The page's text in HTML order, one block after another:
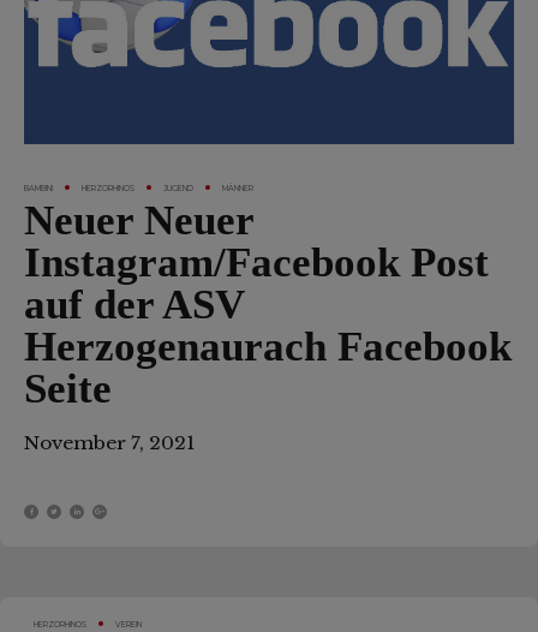
BAMBINI HERZORHINOS JUGEND MÄNNER
Neuer Neuer
Instagram/Facebook Post
auf der ASV
Herzogenaurach Facebook
Seite
November 7, 2021
HERZORHINOS VEREIN